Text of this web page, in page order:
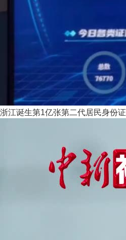
浙江诞生第1亿张第二代居民身份证